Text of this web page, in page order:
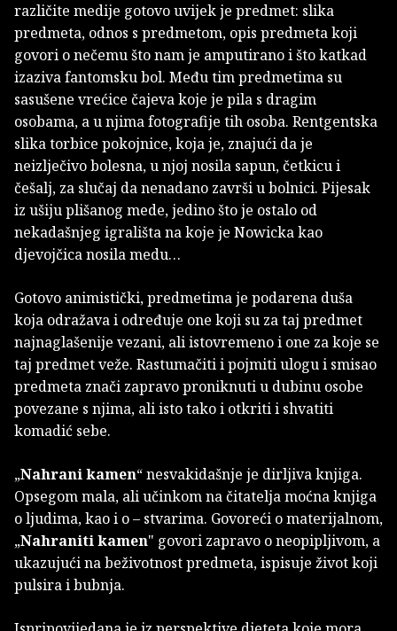
različite medije gotovo uvijek je predmet: slika
predmeta, odnos s predmetom, opis predmeta koji
govori o nečemu što nam je amputirano i što katkad
izaziva fantomsku bol. Među tim predmetima su
sasušene vrećice čajeva koje je pila s dragim
osobama, a u njima fotografije tih osoba. Rentgentska
slika torbice pokojnice, koja je, znajući da je
neizlječivo bolesna, u njoj nosila sapun, četkicu i
češalj, za slučaj da nenadano završi u bolnici. Pijesak
iz ušiju plišanog mede, jedino što je ostalo od
nekadašnjeg igrališta na koje je Nowicka kao
djevojčica nosila medu…
Gotovo animistički, predmetima je podarena duša
koja odražava i određuje one koji su za taj predmet
najnaglašenije vezani, ali istovremeno i one za koje se
taj predmet veže. Rastumačiti i pojmiti ulogu i smisao
predmeta znači zapravo proniknuti u dubinu osobe
povezane s njima, ali isto tako i otkriti i shvatiti
komadić sebe.
„Nahrani kamen“ nesvakidašnje je dirljiva knjiga.
Opsegom mala, ali učinkom na čitatelja moćna knjiga
o ljudima, kao i o – stvarima. Govoreći o materijalnom,
„Nahraniti kamen" govori zapravo o neopipljivom, a
ukazujući na beživotnost predmeta, ispisuje život koji
pulsira i bubnja.